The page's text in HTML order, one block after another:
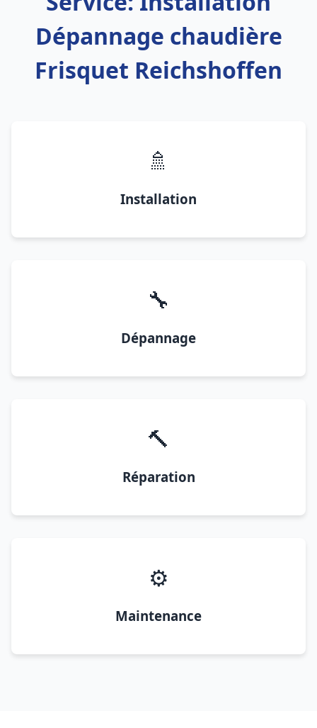
Dépannage chaudière
Frisquet Reichshoffen
🚿
Installation
🔧
Dépannage
🔨
Réparation
⚙️
Maintenance